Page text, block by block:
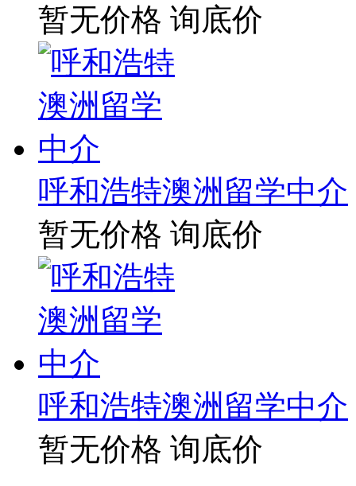
暂无价格 询底价
呼和浩特澳洲留学中介
暂无价格 询底价
呼和浩特澳洲留学中介
暂无价格 询底价